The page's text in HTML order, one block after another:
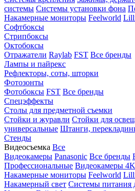
системы Системы установки фона
Накамерные мониторы Feelworld
Софтбоксы
Стрипбоксы
Октобоксы
Отражатели Raylab FST Все бренды
Лампы и пайрекс
Рефлекторы, соты, шторки
Фотозонты
Фотобоксы FST Все бренды
Спецэффекты
Столы для предметной съемки
Стойки и журавли Стойки для
универсальные Штанги,
Стенды
Видеосъемка Все
Видеокамеры Panasonic Все бренды
Профессиональные Видеокамеры 4K
Накамерные мониторы Feelworld
Накамерный свет Системы питания